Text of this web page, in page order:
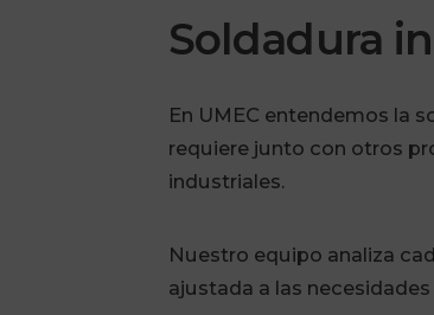
Soldadura
En UMEC entendemos la
requiere junto con otros
industriales.
Nuestro equipo analiza
ajustada a las